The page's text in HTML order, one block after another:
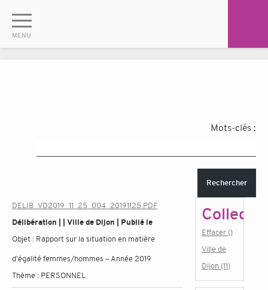
Mots-clés :
Rechercher
DELIB_VD2019_11_25_004_20191125.PDF
Délibération | | Ville de Dijon | Publié le
Objet : Rapport sur la situation en matière
d'égalité femmes/hommes – Année 2019
Thème : PERSONNEL
Effacer ()
Ville de
Dijon (11)